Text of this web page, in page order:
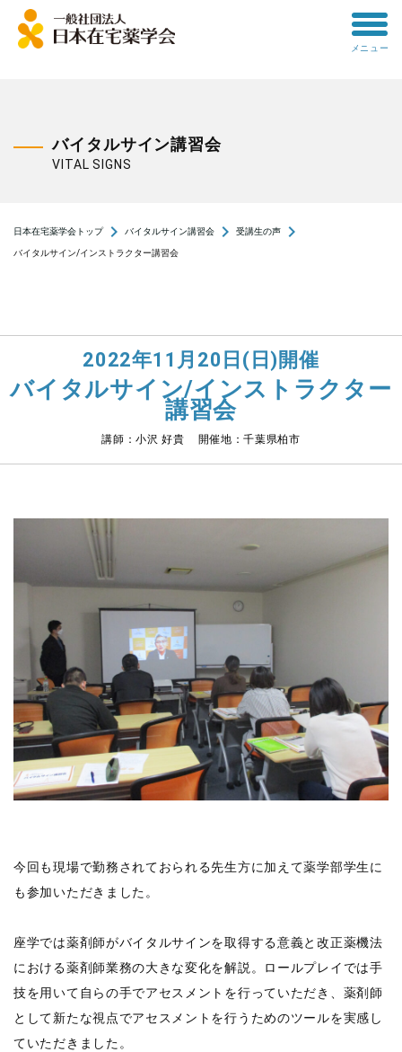
toggle
メニュー
バイタルサイン講習会
VITAL SIGNS
日本在宅薬学会トップnavigate_next バイタルサイン講習会 navigate_next 受講生の声 navigate_next
バイタルサイン/インストラクター講習会
2022年11月20日(日)開催
バイタルサイン/インストラクター
講習会
講師：小沢 好貴 開催地：千葉県柏市
今回も現場で勤務されておられる先生方に加えて薬学部学生に
も参加いただきました。
座学では薬剤師がバイタルサインを取得する意義と改正薬機法
における薬剤師業務の大きな変化を解説。ロールプレイでは手
技を用いて自らの手でアセスメントを行っていただき、薬剤師
として新たな視点でアセスメントを行うためのツールを実感し
ていただきました。